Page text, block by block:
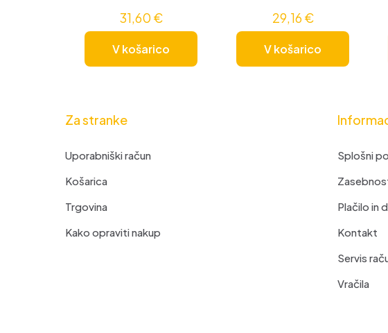
31,60 €
V košarico
29,16€
V košarico
Za stranke
Uporabniški račun
Košarica
Trgovina
Kako opraviti nakup
Splošni
Plačilo in
Kontakt
Servis
Vračila